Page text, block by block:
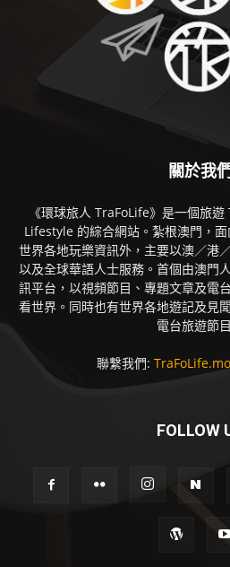
關於我們
《環球旅人 TraFoLife》是一個旅
Lifestyle 的綜合網站。紮根澳門，
世界各地玩樂資訊外，主要以澳／港
以及全球華語人士服務。首個由澳門
訊平台，以視頻節目、專題文章及電
看世界。同時也有世界各地遊記及見
電台旅遊節
聯繫我們:
FOLLOW